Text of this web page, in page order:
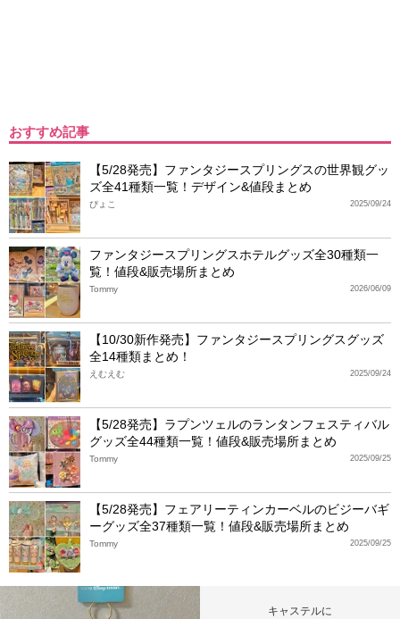
おすすめ記事
【5/28発売】ファンタジースプリングスの世界観グッ
ズ全41種類一覧！デザイン&値段まとめ
2025/09/24
ぴょこ
ファンタジースプリングスホテルグッズ全30種類一
覧！値段&販売場所まとめ
2026/06/09
Tommy
【10/30新作発売】ファンタジースプリングスグッズ
全14種類まとめ！
2025/09/24
えむえむ
【5/28発売】ラプンツェルのランタンフェスティバル
グッズ全44種類一覧！値段&販売場所まとめ
2025/09/25
Tommy
【5/28発売】フェアリーティンカーベルのビジーバギ
ーグッズ全37種類一覧！値段&販売場所まとめ
2025/09/25
Tommy
キャステルに